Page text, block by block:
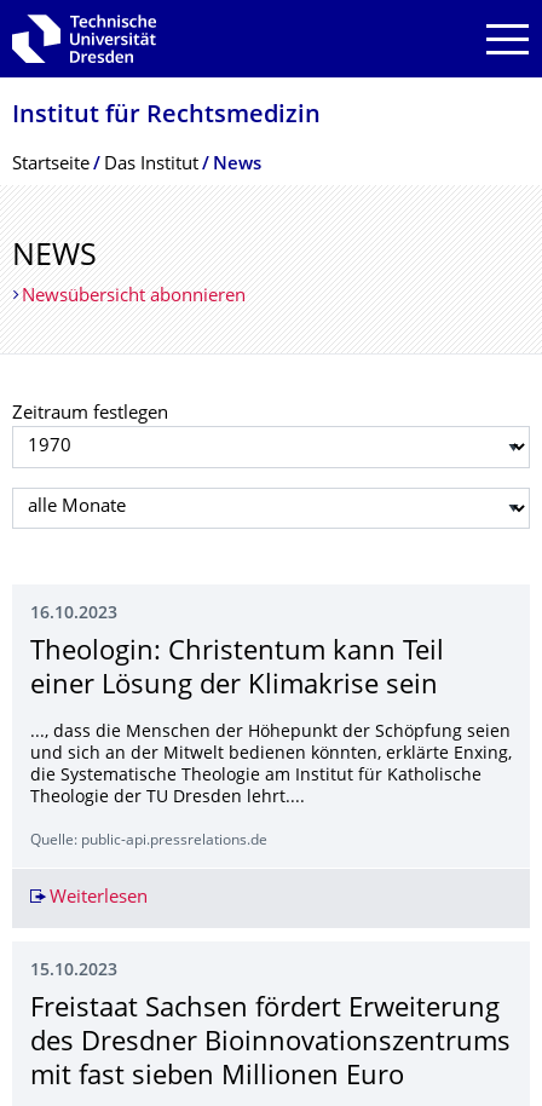
Zur Hauptnavigation springen
Zur Suche springen
Zum Inhalt springen
Institut für Rechtsmedizin
Breadcrumb-Menü
Startseite Das Institut News
NEWS
Newsübersicht abonnieren
Zeitraum festlegen
Jahr auswählen
Monat auswählen
16.10.2023
Theologin: Christentum kann Teil
einer Lösung der Klimakrise sein
..., dass die Menschen der Höhepunkt der Schöpfung seien
und sich an der Mitwelt bedienen könnten, erklärte Enxing,
die Systematische Theologie am Institut für Katholische
Theologie der TU Dresden lehrt....
Quelle: public-api.pressrelations.de
Weiterlesen
15.10.2023
Freistaat Sachsen fördert Erweiterung
des Dresdner Bioinnovationszen­trums
mit fast sieben Millionen Euro